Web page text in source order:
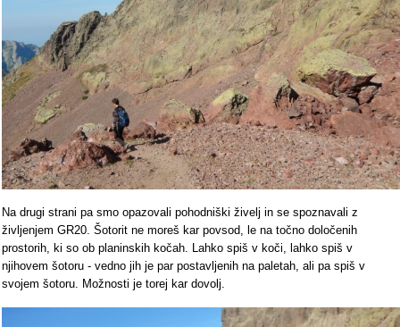
Na drugi strani pa smo opazovali pohodniški živelj in se spoznavali z
življenjem GR20. Šotorit ne moreš kar povsod, le na točno določenih
prostorih, ki so ob planinskih kočah. Lahko spiš v koči, lahko spiš v
njihovem šotoru - vedno jih je par postavljenih na paletah, ali pa spiš v
svojem šotoru. Možnosti je torej kar dovolj.